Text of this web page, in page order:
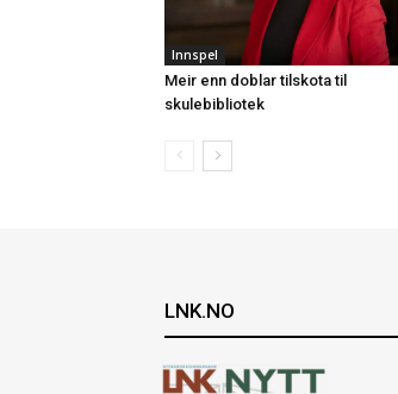
Innspel
Meir enn doblar tilskota til
skulebibliotek
LNK.NO